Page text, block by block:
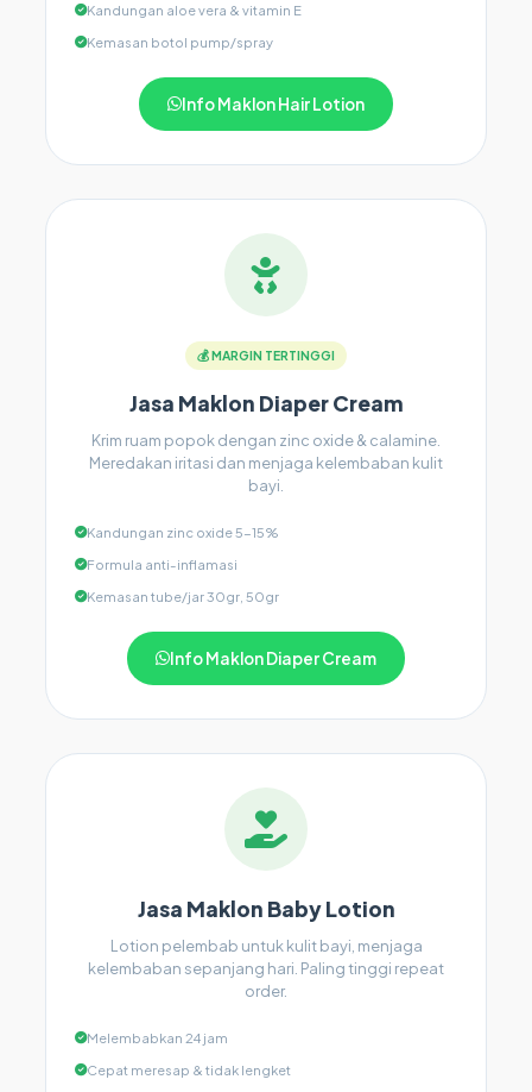
Kandungan aloe vera & vitamin E
Kemasan botol pump/spray
Info Maklon Hair Lotion
💰 MARGIN TERTINGGI
Jasa Maklon Diaper Cream
Krim ruam popok dengan zinc oxide & calamine.
Meredakan iritasi dan menjaga kelembaban kulit
bayi.
Kandungan zinc oxide 5-15%
Formula anti-inflamasi
Kemasan tube/jar 30gr, 50gr
Info Maklon Diaper Cream
Jasa Maklon Baby Lotion
Lotion pelembab untuk kulit bayi, menjaga
kelembaban sepanjang hari. Paling tinggi repeat
order.
Melembabkan 24 jam
Cepat meresap & tidak lengket